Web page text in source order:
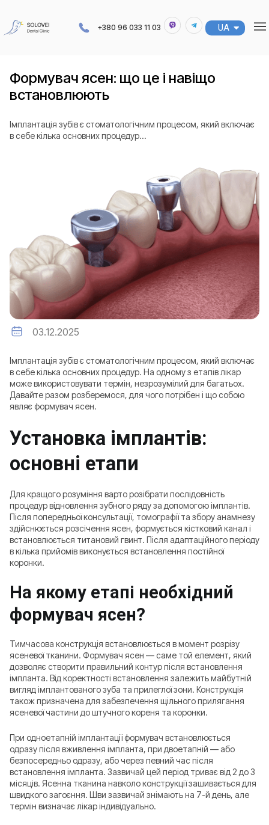
+380 96 033 11 03 UA
RU
Формувач ясен: що це і навіщо
встановлюють
Імплантація зубів є стоматологічним процесом, який включає
в себе кілька основних процедур...
03.12.2025
Імплантація зубів є стоматологічним процесом, який включає
в себе кілька основних процедур. На одному з етапів лікар
може використовувати термін, незрозумілий для багатьох.
Давайте разом розберемося, для чого потрібен і що собою
являє формувач ясен.
Установка імплантів:
основні етапи
Для кращого розуміння варто розібрати послідовність
процедур відновлення зубного ряду за допомогою імплантів.
Після попередньої консультації, томографії та збору анамнезу
здійснюється розсічення ясен, формується кістковий канал і
встановлюється титановий гвинт. Після адаптаційного періоду
в кілька прийомів виконується встановлення постійної
коронки.
На якому етапі необхідний
формувач ясен?
Тимчасова конструкція встановлюється в момент розрізу
ясеневої тканини. Формувач ясен — саме той елемент, який
дозволяє створити правильний контур після встановлення
імпланта. Від коректності встановлення залежить майбутній
вигляд імплантованого зуба та прилеглої зони. Конструкція
також призначена для забезпечення щільного прилягання
ясеневої частини до штучного кореня та коронки.
При одноетапній імплантації формувач встановлюється
одразу після вживлення імпланта, при двоетапній — або
безпосередньо одразу, або через певний час після
встановлення імпланта. Зазвичай цей період триває від 2 до 3
місяців. Ясенна тканина навколо конструкції зашивається для
швидкого загоєння. Шви зазвичай знімають на 7-й день, але
термін визначає лікар індивідуально.